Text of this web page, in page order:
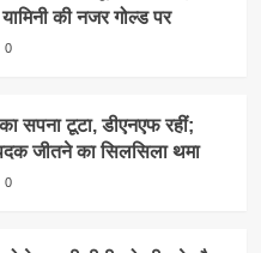
की नजर गोल्ड पर
0
सपना टूटा, डीएनएफ रहीं;
जीतने का सिलसिला थमा
0